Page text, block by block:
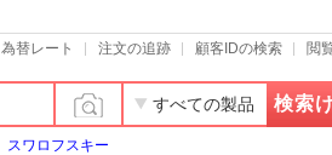
為替レート 注文の追跡 顧客IDの検索 閲
すべての製品 検索
スワロフスキー